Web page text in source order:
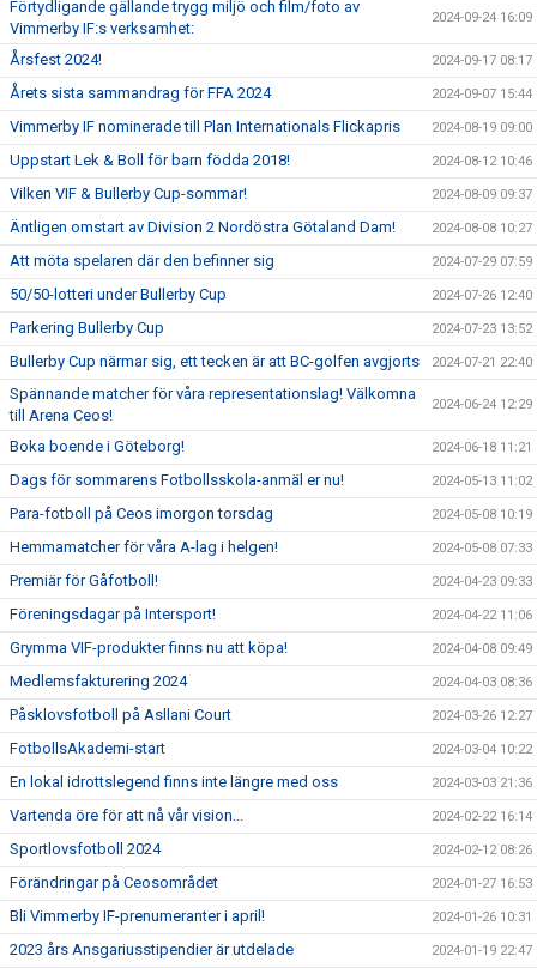
Förtydligande gällande trygg miljö och film/foto av
Vimmerby IF:s verksamhet:
2024-09-24 16:09
Årsfest 2024! 2024-09-17 08:17
Årets sista sammandrag för FFA 2024 2024-09-07 15:44
Vimmerby IF nominerade till Plan Internationals Flickapris 2024-08-19 09:00
Uppstart Lek & Boll för barn födda 2018! 2024-08-12 10:46
Vilken VIF & Bullerby Cup-sommar! 2024-08-09 09:37
Äntligen omstart av Division 2 Nordöstra Götaland Dam! 2024-08-08 10:27
Att möta spelaren där den befinner sig 2024-07-29 07:59
50/50-lotteri under Bullerby Cup 2024-07-26 12:40
Parkering Bullerby Cup 2024-07-23 13:52
Bullerby Cup närmar sig, ett tecken är att BC-golfen avgjorts 2024-07-21 22:40
Spännande matcher för våra representationslag! Välkomna
till Arena Ceos!
2024-06-24 12:29
Boka boende i Göteborg! 2024-06-18 11:21
Dags för sommarens Fotbollsskola-anmäl er nu! 2024-05-13 11:02
Para-fotboll på Ceos imorgon torsdag 2024-05-08 10:19
Hemmamatcher för våra A-lag i helgen! 2024-05-08 07:33
Premiär för Gåfotboll! 2024-04-23 09:33
Föreningsdagar på Intersport! 2024-04-22 11:06
Grymma VIF-produkter finns nu att köpa! 2024-04-08 09:49
Medlemsfakturering 2024 2024-04-03 08:36
Påsklovsfotboll på Asllani Court 2024-03-26 12:27
FotbollsAkademi-start 2024-03-04 10:22
En lokal idrottslegend finns inte längre med oss 2024-03-03 21:36
Vartenda öre för att nå vår vision... 2024-02-22 16:14
Sportlovsfotboll 2024 2024-02-12 08:26
Förändringar på Ceosområdet 2024-01-27 16:53
Bli Vimmerby IF-prenumeranter i april! 2024-01-26 10:31
2023 års Ansgariusstipendier är utdelade 2024-01-19 22:47